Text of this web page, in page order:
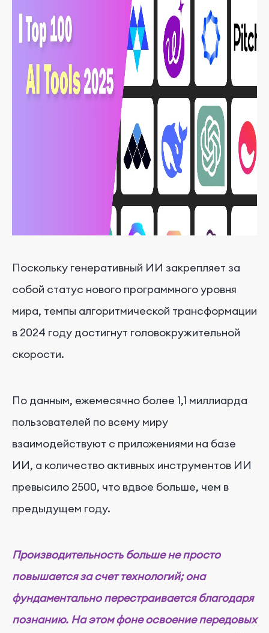
Поскольку генеративный ИИ закрепляет за
собой статус нового программного уровня
мира, темпы алгоритмической трансформации
в 2024 году достигнут головокружительной
скорости.
По данным, ежемесячно более 1,1 миллиарда
пользователей по всему миру
взаимодействуют с приложениями на базе
ИИ, а количество активных инструментов ИИ
превысило 2500, что вдвое больше, чем в
предыдущем году.
Производительность больше не просто
повышается за счет технологий; она
фундаментально перестраивается благодаря
познанию. На этом фоне освоение передовых